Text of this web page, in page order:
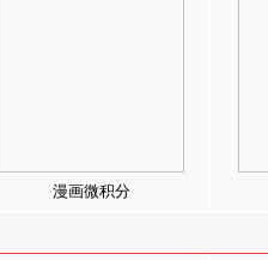
漫画微积分